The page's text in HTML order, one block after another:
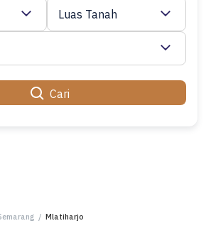
Cari
Luas Tanah
/ Mlatiharjo